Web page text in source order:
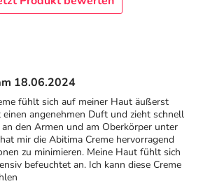
Glycerin, Sorbitan Stearate,
Cetyl Alcohol, Polysorbate 60,
Herstellers
& Co. KG
2
18.06.2024
fühlt sich auf meiner Haut äußerst
einen angenehmen Duft und zieht schnell
den Armen und am Oberkörper unter
mir die Abitima Creme hervorragend
zu minimieren. Meine Haut fühlt sich
befeuchtet an. Ich kann diese Creme